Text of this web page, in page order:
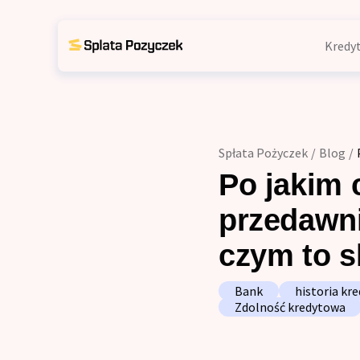
Konsolidacja chwilówek
Konsolidacja chwilówek
Konsolidacja chwilówek
Kredyt konsolidacyjny
Spłata Pożyczek / Blog /
Po jakim
czym to
Bank historia
Zdolność kredytowa